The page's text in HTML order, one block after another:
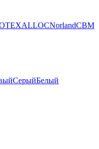
ALLOCNorlandCBM
СерыйБелый